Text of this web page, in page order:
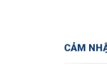
CẢM